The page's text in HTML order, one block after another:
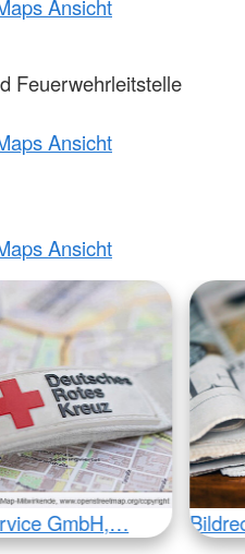
Ansicht
Feuerwehrleitstelle
Ansicht
Ansicht
GmbH,…